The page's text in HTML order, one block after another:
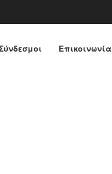
Επικοινωνία